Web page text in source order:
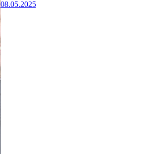
08.05.2025